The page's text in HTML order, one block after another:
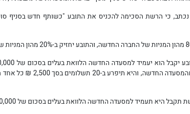
כי הרשת הסכימה להכניס את התובע "כשותף חדש בסניף
מהון המניותשל החברה החדשה, והתובע יחזיק ב-20% מהון המניות שלה (סעיף 3(ב) להסכם).
יקבל הוא יעמיד למסעדה החדשההלוואת בעלים
שהתובע יקבל
תקבל היא תעמיד למסעדה החדשההלוואת בעליםבסכום של 840,000 ₪ (סעיף 4(ב) להסכם).